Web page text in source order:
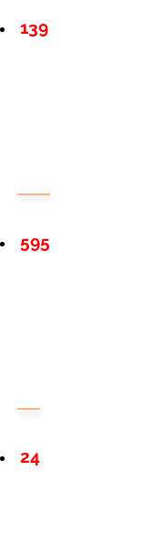
139
595
24